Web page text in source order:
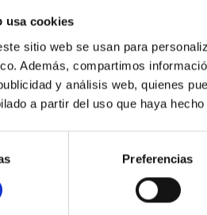
usa cookies
sitio web se usan para
Además, compartimos
y análisis web, quienes
a partir del uso que haya
Preferencias
formation, we expect to see
however, that the orientation
DE CITAS